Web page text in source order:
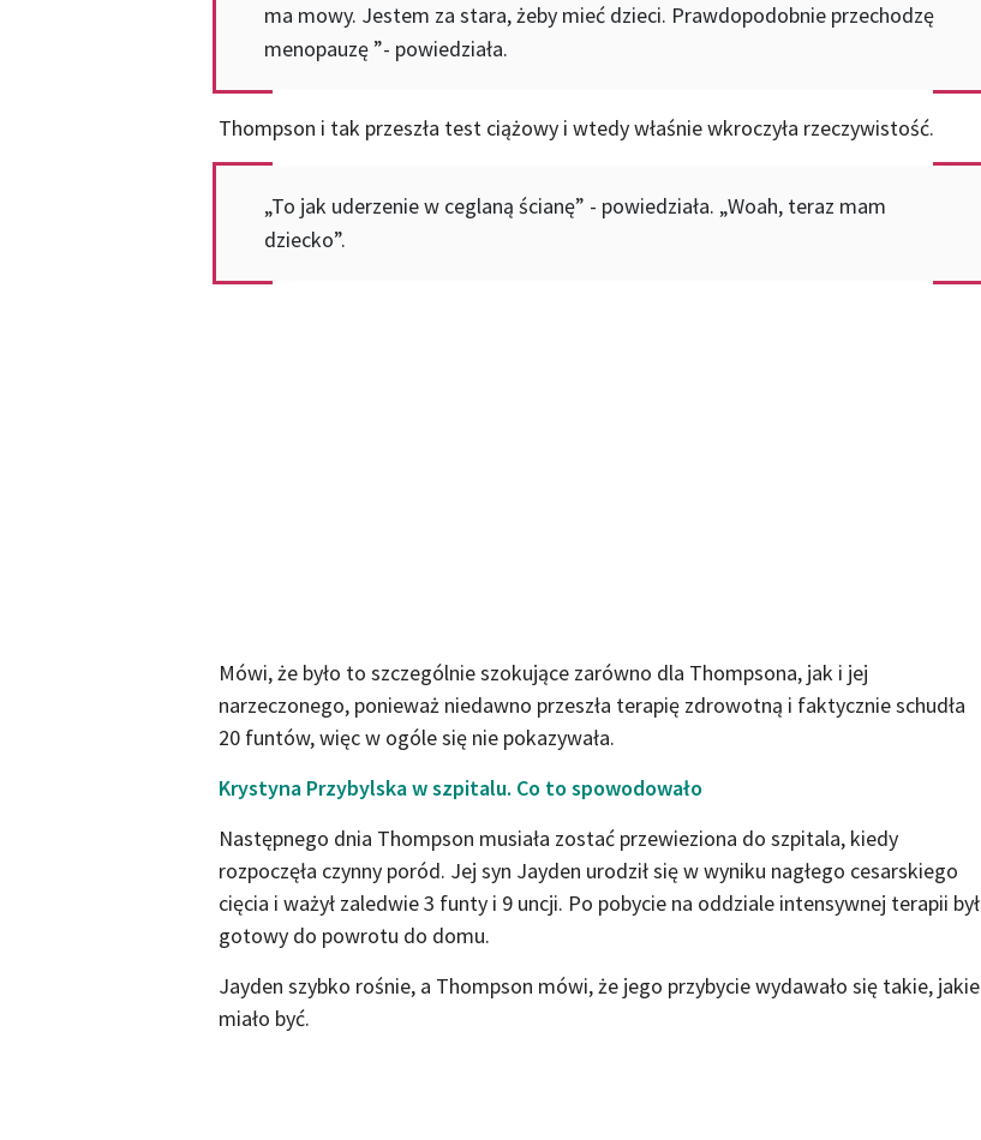
ma mowy. Jestem za stara, żeby mieć dzieci. Prawdopodobnie przechodzę
menopauzę ”- powiedziała.
Thompson i tak przeszła test ciążowy i wtedy właśnie wkroczyła rzeczywistość.
„To jak uderzenie w ceglaną ścianę” - powiedziała. „Woah, teraz mam
dziecko”.
Mówi, że było to szczególnie szokujące zarówno dla Thompsona, jak i jej
narzeczonego, ponieważ niedawno przeszła terapię zdrowotną i faktycznie schudła
20 funtów, więc w ogóle się nie pokazywała.
Krystyna Przybylska w szpitalu. Co to spowodowało
Następnego dnia Thompson musiała zostać przewieziona do szpitala, kiedy
rozpoczęła czynny poród. Jej syn Jayden urodził się w wyniku nagłego cesarskiego
cięcia i ważył zaledwie 3 funty i 9 uncji. Po pobycie na oddziale intensywnej terapii był
gotowy do powrotu do domu.
Jayden szybko rośnie, a Thompson mówi, że jego przybycie wydawało się takie, jakie
miało być.